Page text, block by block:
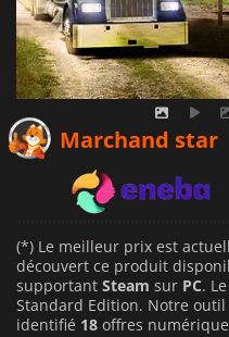
Marchand star
(*) Le meilleur prix est
découvert ce produit
supportant Steam sur PC.
Standard Edition. Notre
identifié 18 offres